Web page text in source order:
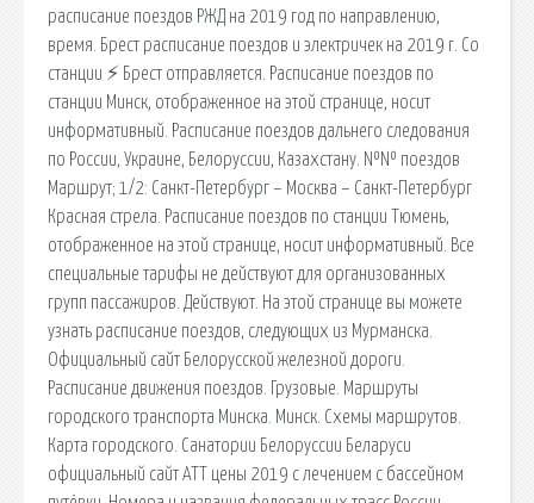
расписание поездов РЖД на 2019 год по направлению,
время. Брест расписание поездов и электричек на 2019 г. Со
станции ⚡ Брест отправляется. Расписание поездов по
станции Минск, отображенное на этой странице, носит
информативный. Расписание поездов дальнего следования
по России, Украине, Белоруссии, Казахстану. №№ поездов
Маршрут; 1/2: Санкт-Петербург – Москва – Санкт-Петербург
Красная стрела. Расписание поездов по станции Тюмень,
отображенное на этой странице, носит информативный. Все
специальные тарифы не действуют для организованных
групп пассажиров. Действуют. На этой странице вы можете
узнать расписание поездов, следующих из Мурманска.
Официальный сайт Белорусской железной дороги.
Расписание движения поездов. Грузовые. Маршруты
городского транспорта Минска. Минск. Схемы маршрутов.
Карта городского. Санатории Белоруссии Беларуси
официальный сайт АТТ цены 2019 с лечением с бассейном